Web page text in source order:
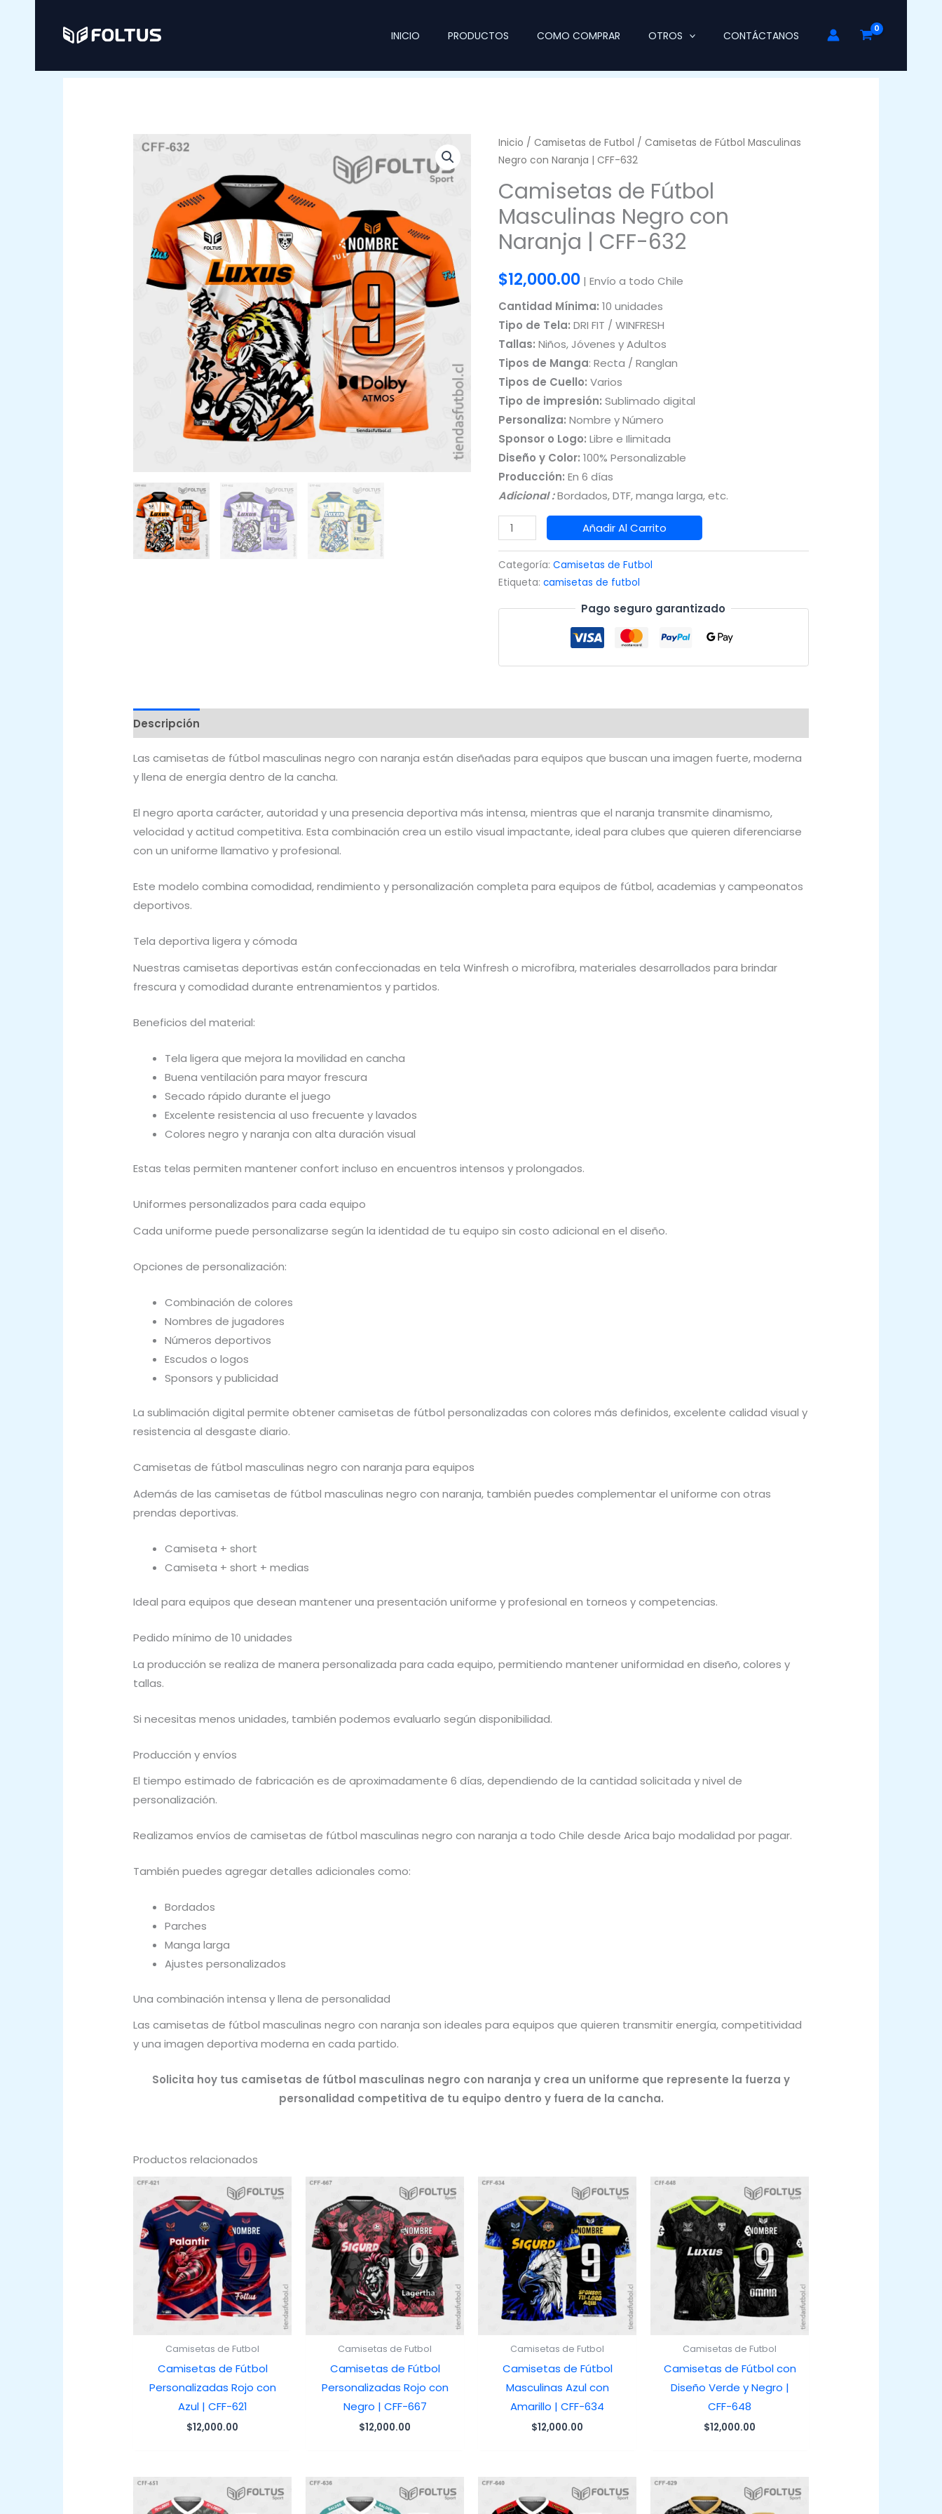
contenido
INICIO PRODUCTOS COMO COMPRAR OTROS CONTÁCTANOS
Inicio / Camisetas de Futbol / Camisetas de Fútbol Masculinas
Negro con Naranja | CFF-632
Camisetas de Fútbol
Masculinas Negro con
Naranja | CFF-632
$12,000.00 | Envío a todo Chile
Cantidad Mínima: 10 unidades
Tipo de Tela: DRI FIT / WINFRESH
Tallas: Niños, Jóvenes y Adultos
Tipos de Manga: Recta / Ranglan
Tipos de Cuello: Varios
Tipo de impresión: Sublimado digital
Personaliza: Nombre y Número
Sponsor o Logo: Libre e Ilimitada
Diseño y Color: 100% Personalizable
Producción: En 6 días
Adicional :Bordados, DTF, manga larga, etc.
Camisetas
de
Fútbol
Masculinas
Añadir Al Carrito
Categoría: Camisetas de Futbol
Etiqueta: camisetas de futbol
Pago seguro garantizado
Descripción
Las camisetas de fútbol masculinas negro con naranja están diseñadas para equipos que buscan una imagen fuerte, moderna
y llena de energía dentro de la cancha.
El negro aporta carácter, autoridad y una presencia deportiva más intensa, mientras que el naranja transmite dinamismo,
velocidad y actitud competitiva. Esta combinación crea un estilo visual impactante, ideal para clubes que quieren diferenciarse
con un uniforme llamativo y profesional.
Este modelo combina comodidad, rendimiento y personalización completa para equipos de fútbol, academias y campeonatos
deportivos.
Tela deportiva ligera y cómoda
Nuestras camisetas deportivas están confeccionadas en tela Winfresh o microfibra, materiales desarrollados para brindar
frescura y comodidad durante entrenamientos y partidos.
Beneficios del material:
Tela ligera que mejora la movilidad en cancha
Buena ventilación para mayor frescura
Secado rápido durante el juego
Excelente resistencia al uso frecuente y lavados
Colores negro y naranja con alta duración visual
Estas telas permiten mantener confort incluso en encuentros intensos y prolongados.
Uniformes personalizados para cada equipo
Cada uniforme puede personalizarse según la identidad de tu equipo sin costo adicional en el diseño.
Opciones de personalización:
Combinación de colores
Nombres de jugadores
Números deportivos
Escudos o logos
Sponsors y publicidad
La sublimación digital permite obtener camisetas de fútbol personalizadas con colores más definidos, excelente calidad visual y
resistencia al desgaste diario.
Camisetas de fútbol masculinas negro con naranja para equipos
Además de las camisetas de fútbol masculinas negro con naranja, también puedes complementar el uniforme con otras
prendas deportivas.
Camiseta + short
Camiseta + short + medias
Ideal para equipos que desean mantener una presentación uniforme y profesional en torneos y competencias.
Pedido mínimo de 10 unidades
La producción se realiza de manera personalizada para cada equipo, permitiendo mantener uniformidad en diseño, colores y
tallas.
Si necesitas menos unidades, también podemos evaluarlo según disponibilidad.
Producción y envíos
El tiempo estimado de fabricación es de aproximadamente 6 días, dependiendo de la cantidad solicitada y nivel de
personalización.
Realizamos envíos de camisetas de fútbol masculinas negro con naranja a todo Chile desde Arica bajo modalidad por pagar.
También puedes agregar detalles adicionales como:
Bordados
Parches
Manga larga
Ajustes personalizados
Una combinación intensa y llena de personalidad
Las camisetas de fútbol masculinas negro con naranja son ideales para equipos que quieren transmitir energía, competitividad
y una imagen deportiva moderna en cada partido.
Solicita hoy tus camisetas de fútbol masculinas negro con naranja y crea un uniforme que represente la fuerza y
personalidad competitiva de tu equipo dentro y fuera de la cancha.
Productos relacionados
Camisetas de Futbol
Camisetas de Fútbol
Personalizadas Rojo con
Azul | CFF-621
$12,000.00
Camisetas de Futbol
Camisetas de Fútbol
Personalizadas Rojo con
Negro | CFF-667
$12,000.00
Camisetas de Futbol
Camisetas de Fútbol
Masculinas Azul con
Amarillo | CFF-634
$12,000.00
Camisetas de Futbol
Camisetas de Fútbol con
Diseño Verde y Negro |
CFF-648
$12,000.00